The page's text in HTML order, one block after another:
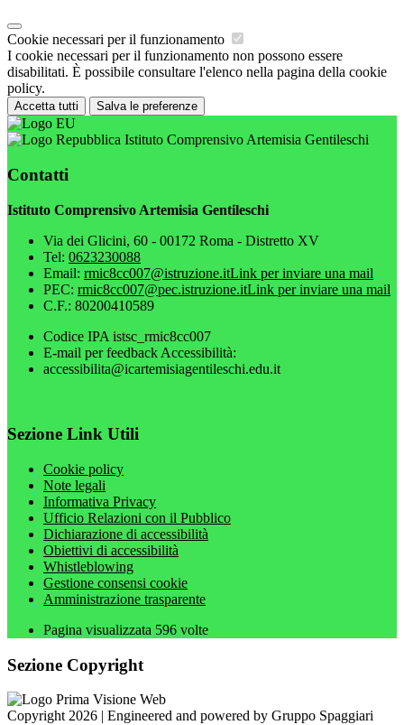
Cookie necessari per il funzionamento
I cookie necessari per il funzionamento non possono essere
disabilitati. È possibile consultare l'elenco nella pagina della cookie
policy.
Accetta tutti Salva le preferenze
Istituto Comprensivo Artemisia Gentileschi
Contatti
Istituto Comprensivo Artemisia Gentileschi
Via dei Glicini, 60 - 00172 Roma - Distretto XV
Tel: 0623230088
Email: rmic8cc007@istruzione.itLink per inviare una mail
PEC: rmic8cc007@pec.istruzione.itLink per inviare una mail
C.F.: 80200410589
Codice IPA istsc_rmic8cc007
E-mail per feedback Accessibilità:
accessibilita@icartemisiagentileschi.edu.it
Sezione Link Utili
Cookie policy
Note legali
Informativa Privacy
Ufficio Relazioni con il Pubblico
Dichiarazione di accessibilità
Obiettivi di accessibilità
Whistleblowing
Gestione consensi cookie
Amministrazione trasparente
Pagina visualizzata 596 volte
Sezione Copyright
Copyright 2026 | Engineered and powered by Gruppo Spaggiari